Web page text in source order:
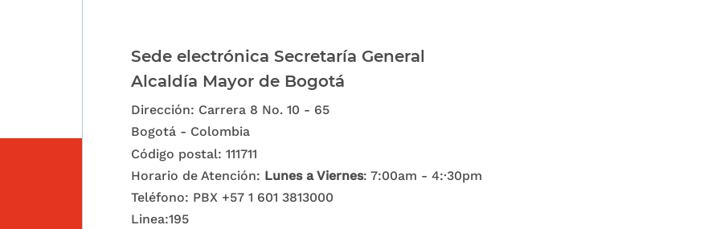
Sede electrónica Secretaría General
Alcaldía Mayor de Bogotá
Dirección: Carrera 8 No. 10 - 65
Bogotá - Colombia
Código postal: 111711
Horario de Atención: Lunes a Viernes: 7:00am - 4:·30pm
Teléfono: PBX +57 1 601 3813000
Linea:195